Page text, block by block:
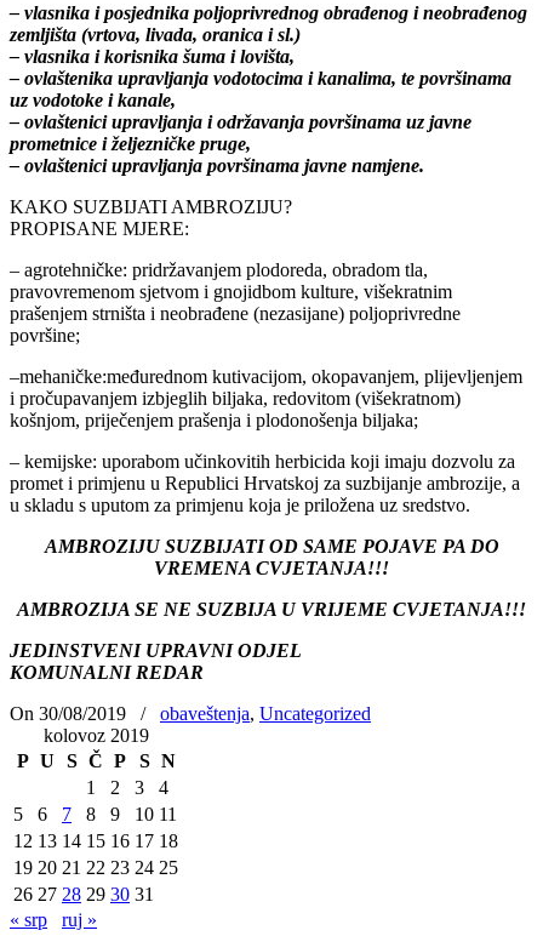
– vlasnika i posjednika poljoprivrednog obrađenog i neobrađenog
zemljišta (vrtova, livada, oranica i sl.)
– vlasnika i korisnika šuma i lovišta,
– ovlaštenika upravljanja vodotocima i kanalima, te površinama
uz vodotoke i kanale,
– ovlaštenici upravljanja i održavanja površinama uz javne
prometnice i željezničke pruge,
– ovlaštenici upravljanja površinama javne namjene.
KAKO SUZBIJATI AMBROZIJU?
PROPISANE MJERE:
– agrotehničke: pridržavanjem plodoreda, obradom tla,
pravovremenom sjetvom i gnojidbom kulture, višekratnim
prašenjem strništa i neobrađene (nezasijane) poljoprivredne
površine;
–mehaničke:međurednom kutivacijom, okopavanjem, plijevljenjem
i pročupavanjem izbjeglih biljaka, redovitom (višekratnom)
košnjom, priječenjem prašenja i plodonošenja biljaka;
– kemijske: uporabom učinkovitih herbicida koji imaju dozvolu za
promet i primjenu u Republici Hrvatskoj za suzbijanje ambrozije, a
u skladu s uputom za primjenu koja je priložena uz sredstvo.
AMBROZIJU SUZBIJATI OD SAME POJAVE PA DO
VREMENA CVJETANJA!!!
AMBROZIJA SE NE SUZBIJA U VRIJEME CVJETANJA!!!
JEDINSTVENI UPRAVNI ODJEL
KOMUNALNI REDAR
On 30/08/2019
/ obaveštenja, Uncategorized
kolovoz 2019
P U S Č P S N
1
2 3
4
5
6 7 8 9 10 11
12 13 14 15 16 17 18
19 20 21 22 23 24 25
26 27 28 29 30 31
« srp
ruj »